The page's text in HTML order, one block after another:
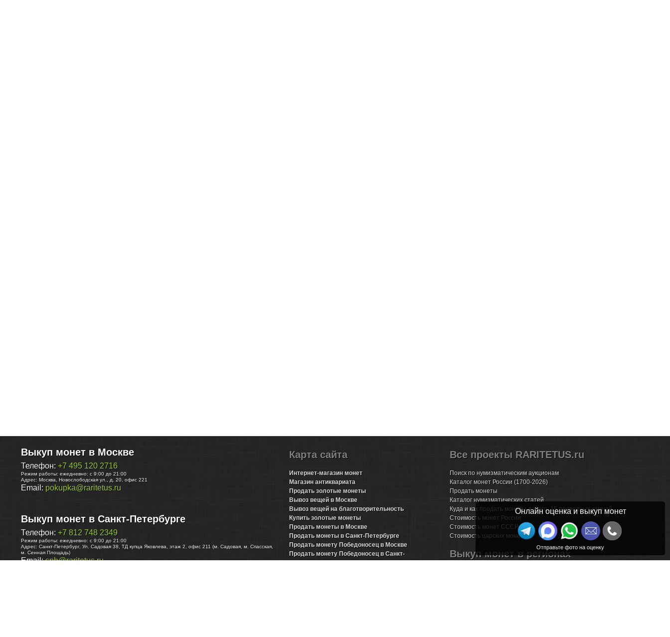
Выкуп монет в Москве
Телефон: +7 495 120 2716
Режим работы: ежедневно: с 9:00 до 21:00
Адрес: Москва Новослободская ул., д. 20, офис 221
Email: pokupka@raritetus.ru
Выкуп монет в Санкт-Петербурге
Телефон: +7 812 748 2349
Режим работы: ежедневно: с 9:00 до 21:00
Адрес: Санкт-Петербург, Ул. Садовая 38, ТД купца Яковлева, этаж 2, офис 211 (м. Садовая, м. Спасская,
м. Сенная Площадь)
Email:spb@raritetus.ru
Карта сайта
Интернет-магазин монет
Магазин антиквариата
Продать золотые монеты
Вывоз вещей в Москве
Вывоз вещей на благотворительность
Купить золотые монеты
Продать монеты в Москве
Продать монеты в Санкт-Петербурге
Продать монету Победоносец в Москве
Продать монету Победоносец в Санкт-
Все проекты RARITETUS.ru
Поиск по нумизматическим аукционам
Каталог монет России (1700-2026)
Продать монеты
Каталог нумизматических статей
Куда и как продать монеты дорого: 15 подводных камней
Стоимость монет России
Стоимость монет СССР
Стоимость царских монет
Выкуп монет в регионах
Онлайн оценка и выкуп монет